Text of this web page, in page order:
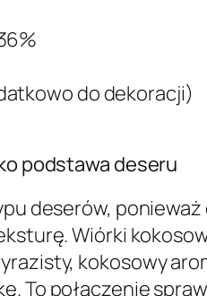
do dekoracji)
podstawa deseru
deserów,
Wiórki
kokosowy
To połączenie